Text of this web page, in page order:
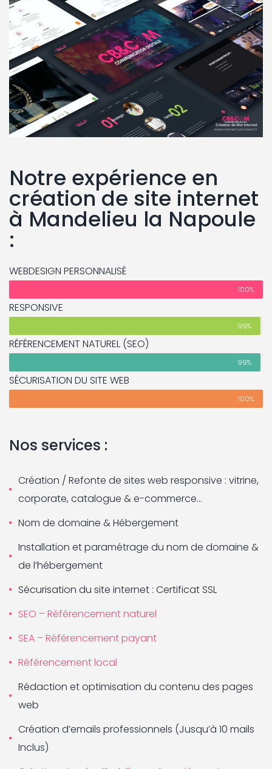
Notre expérience en
création de site internet
à Mandelieu la Napoule
:
WEBDESIGN PERSONNALISÉ
100%
RESPONSIVE
99%
RÉFÉRENCEMENT NATUREL (SEO)
99%
SÉCURISATION DU SITE WEB
100%
Nos services :
Création / Refonte de sites web responsive : vitrine,
corporate, catalogue & e-commerce…
Nom de domaine & Hébergement
Installation et paramétrage du nom de domaine &
de l’hébergement
Sécurisation du site internet : Certificat SSL
SEO – Référencement naturel
SEA – Référencement payant
Référencement local
Rédaction et optimisation du contenu des pages
web
Création d’emails professionnels (Jusqu’à 10 mails
Inclus)